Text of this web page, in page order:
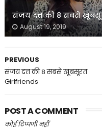
संजय दत्त की 8 सबसे
August 19, 2019
PREVIOUS
संजय दत्त की 8 सबसे खूबसूरत
Girlfriends
POST A COMMENT
कोई टिप्पणी नहीं